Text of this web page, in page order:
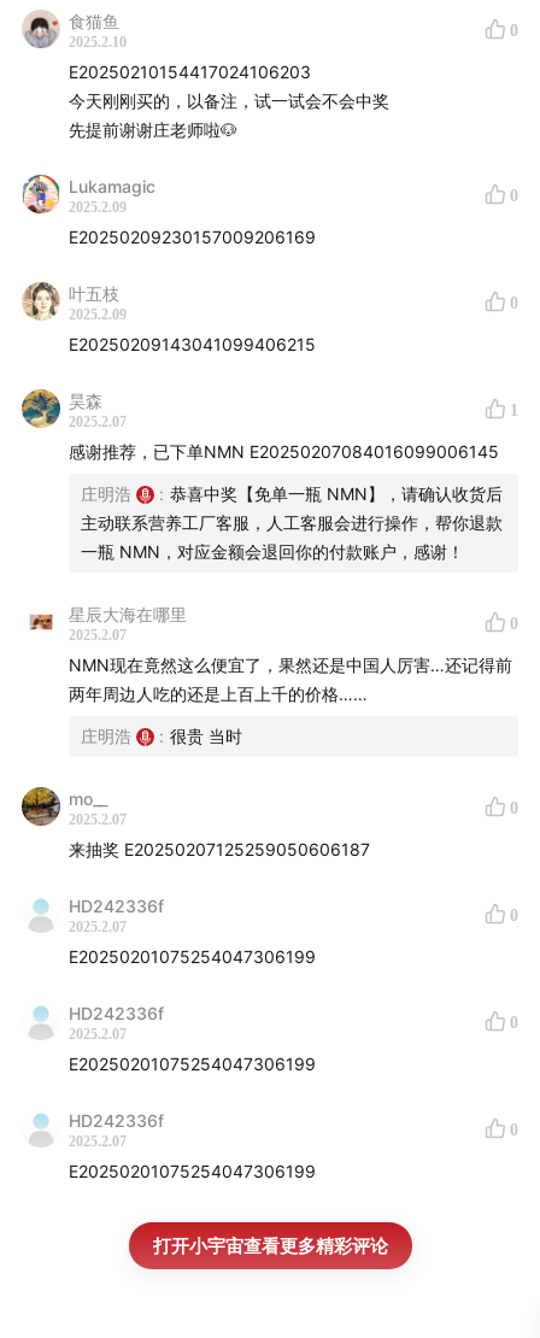
00:55 从辅助创业到自己创业的转变
上个时代资本-烧钱的叙事结构
06:40
10:27
当年老罗的直播对于抖音电商直播的意义
16:09 营养工厂之前的一次尝试---减龄咖啡
从朋友圈众筹开始的营养工厂
第一个爆款---NMN
中国电商环境，保健品可能必须得高毛利
27:58 每周众筹+1个新Sku+成本上加服务费10元的策略
当下营养工厂的用户画像
25年的规划
41:08 为什么重点做播客上的推广
聊聊另外一位合伙人---Kevin
食猫鱼
2025.2.10
0
E20250210154417024106203
今天刚刚买的，以备注，试一试会不会中奖
先提前谢谢庄老师啦🐶
Lukamagic
2025.2.09
0
E20250209230157009206169
叶五枝
2025.2.09
0
E20250209143041099406215
昊森
2025.2.07
1
感谢推荐，已下单NMN E20250207084016099006145
庄明浩 : 恭喜中奖【免单一瓶 NMN】，请确认收货后
主动联系营养工厂客服，人工客服会进行操作，帮你退款
一瓶 NMN，对应金额会退回你的付款账户，感谢！
星辰大海在哪里
2025.2.07
0
NMN现在竟然这么便宜了，果然还是中国人厉害…还记得前
两年周边人吃的还是上百上千的价格……
庄明浩 : 很贵 当时
mo__
2025.2.07
0
来抽奖 E20250207125259050606187
HD242336f
2025.2.07
0
E20250201075254047306199
HD242336f
2025.2.07
0
E20250201075254047306199
HD242336f
2025.2.07
0
E20250201075254047306199
打开小宇宙查看更多精彩评论